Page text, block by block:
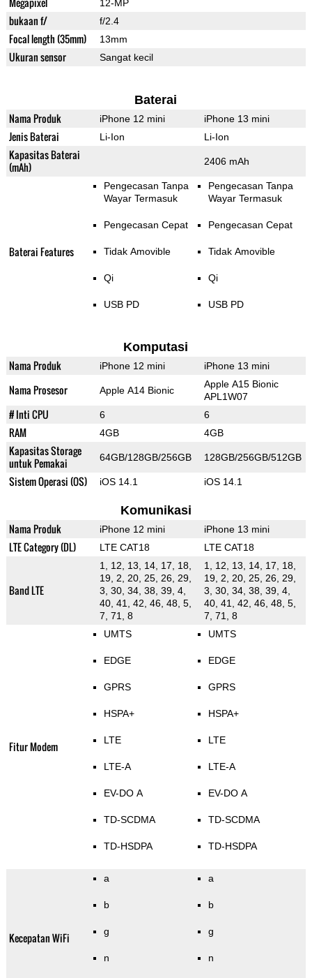
12-MP
bukaan f/ f/2.4
Focal length (35mm) 13mm
Ukuran sensor Sangat kecil
Baterai
Nama Produk iPhone 12 mini iPhone 13 mini
Jenis Baterai Li-Ion Li-Ion
Kapasitas Baterai
(mAh)
2406 mAh
Baterai Features
Pengecasan Tanpa
Wayar Termasuk
Pengecasan Cepat
Tidak Amovible
Qi
USB PD
Pengecasan Tanpa
Wayar Termasuk
Pengecasan Cepat
Tidak Amovible
Qi
USB PD
Komputasi
Nama Produk iPhone 12 mini iPhone 13 mini
Nama Prosesor Apple A14 Bionic
Apple A15 Bionic
APL1W07
# Inti CPU 6 6
RAM 4GB 4GB
Kapasitas Storage
untuk Pemakai
64GB/128GB/256GB 128GB/256GB/512GB
Sistem Operasi (OS) iOS 14.1 iOS 14.1
Komunikasi
Nama Produk iPhone 12 mini iPhone 13 mini
LTE Category (DL) LTE CAT18 LTE CAT18
Band LTE
1, 12, 13, 14, 17, 18,
19, 2, 20, 25, 26, 29,
3, 30, 34, 38, 39, 4,
40, 41, 42, 46, 48, 5,
7, 71, 8
1, 12, 13, 14, 17, 18,
19, 2, 20, 25, 26, 29,
3, 30, 34, 38, 39, 4,
40, 41, 42, 46, 48, 5,
7, 71, 8
Fitur Modem
UMTS
EDGE
GPRS
HSPA+
LTE
LTE-A
EV-DO A
TD-SCDMA
TD-HSDPA
UMTS
EDGE
GPRS
HSPA+
LTE
LTE-A
EV-DO A
TD-SCDMA
TD-HSDPA
Kecepatan WiFi
a
b
g
n
a
b
g
n